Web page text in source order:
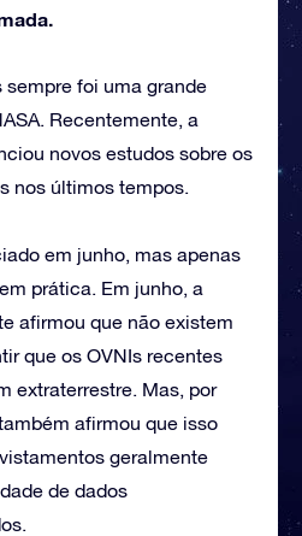
sempre foi uma grande
Recentemente, a
novos estudos sobre os
nos últimos tempos.
em junho, mas apenas
prática. Em junho, a
afirmou que não existem
que os OVNIs recentes
extraterrestre. Mas, por
afirmou que isso
geralmente
de dados